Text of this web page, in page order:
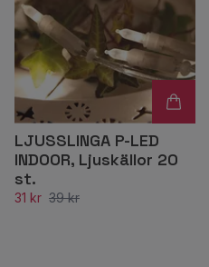
LJUSSLINGA P-LED
INDOOR, Ljuskällor 20
st.
31 kr 39 kr